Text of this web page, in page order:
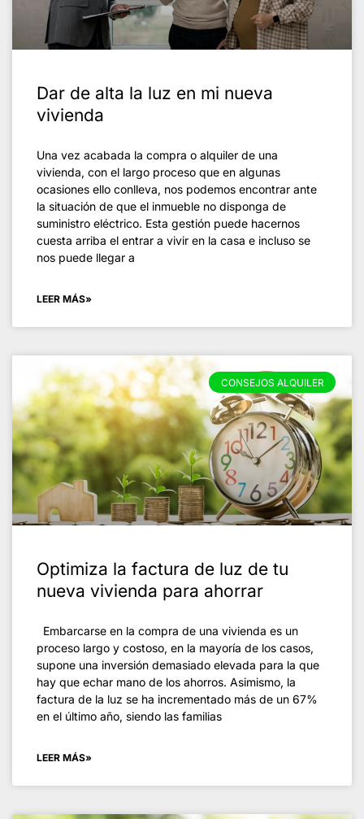
Dar de alta la luz en mi nueva
vivienda
Una vez acabada la compra o alquiler de una
vivienda, con el largo proceso que en algunas
ocasiones ello conlleva, nos podemos encontrar ante
la situación de que el inmueble no disponga de
suministro eléctrico. Esta gestión puede hacernos
cuesta arriba el entrar a vivir en la casa e incluso se
nos puede llegar a
LEER MÁS»
CONSEJOS ALQUILER
Optimiza la factura de luz de tu
nueva vivienda para ahorrar
Embarcarse en la compra de una vivienda es un
proceso largo y costoso, en la mayoría de los casos,
supone una inversión demasiado elevada para la que
hay que echar mano de los ahorros. Asimismo, la
factura de la luz se ha incrementado más de un 67%
en el último año, siendo las familias
LEER MÁS»